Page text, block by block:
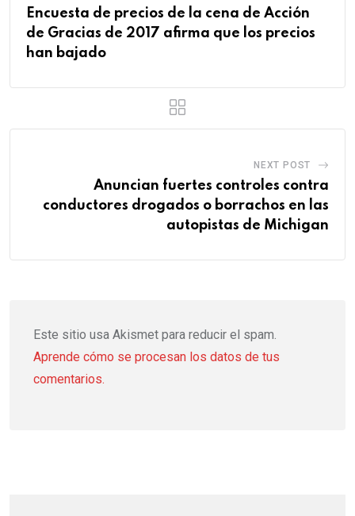
Encuesta de precios de la cena de Acción
de Gracias de 2017 afirma que los precios
han bajado
NEXT POST
Anuncian fuertes controles contra
conductores drogados o borrachos en las
autopistas de Michigan
Este sitio usa Akismet para reducir el spam.
Aprende cómo se procesan los datos de tus
comentarios.